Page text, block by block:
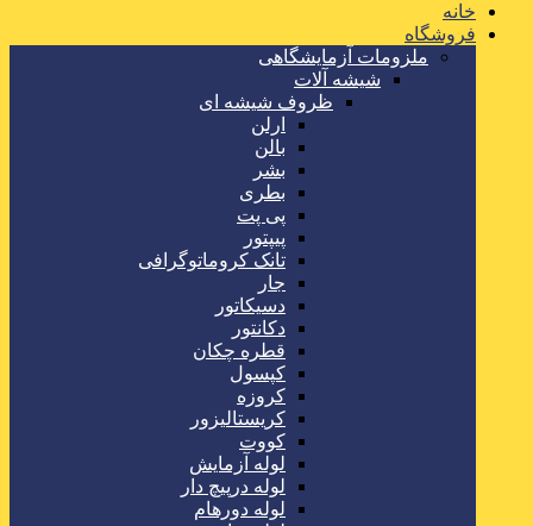
خانه
فروشگاه
ملزومات آزمایشگاهی
شیشه آلات
ظروف شیشه ای
ارلن
بالن
بشر
بطری
پی پت
پیپتور
تانک کروماتوگرافی
جار
دسیکاتور
دکانتور
قطره چکان
کپسول
کروزه
کریستالیزور
کووت
لوله آزمایش
لوله درپیچ دار
لوله دورهام